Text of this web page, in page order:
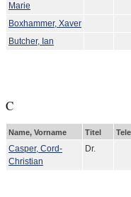
Marie
Boxhammer, Xaver
Butcher, Ian
C
Name, Vorname Titel
Casper, Cord-
Christian
Dr.